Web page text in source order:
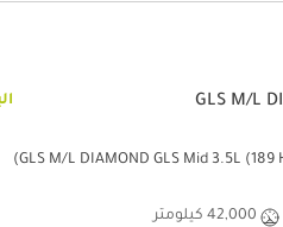
42,000 كيلومتر